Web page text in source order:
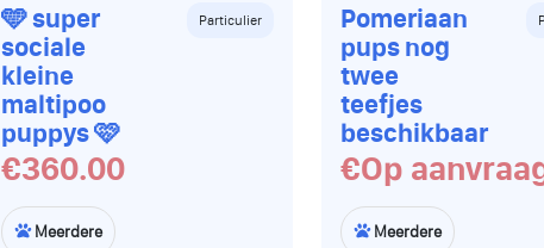
🩵 super
sociale
kleine
maltipoo
puppys 🩷
Particulier
€360.00
Meerdere
Pomeriaan
pups nog
twee
teefjes
beschikbaar
€Op
Meerdere